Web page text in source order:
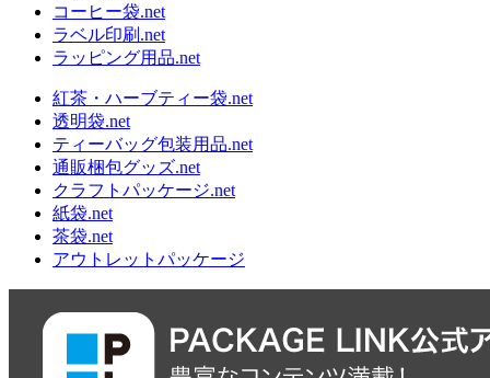
コーヒー袋.net
ラベル印刷.net
ラッピング用品.net
紅茶・ハーブティー袋.net
透明袋.net
ティーバッグ包装用品.net
通販梱包グッズ.net
クラフトパッケージ.net
紙袋.net
茶袋.net
アウトレットパッケージ